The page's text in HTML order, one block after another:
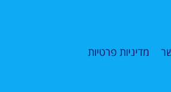
מדיניות פרטיות